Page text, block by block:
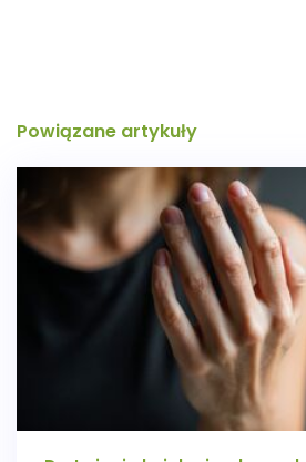
Powiązane artykuły